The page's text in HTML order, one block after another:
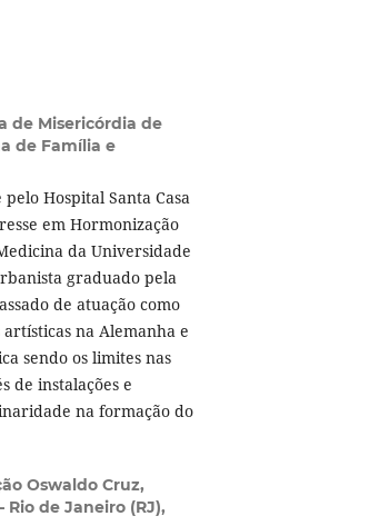
de Misericórdia de
de Família e
Hospital Santa Casa
em Hormonização
da Universidade
graduado pela
de atuação como
na Alemanha e
sendo os limites nas
de instalações e
na formação do
Oswaldo Cruz,
de Janeiro (RJ),